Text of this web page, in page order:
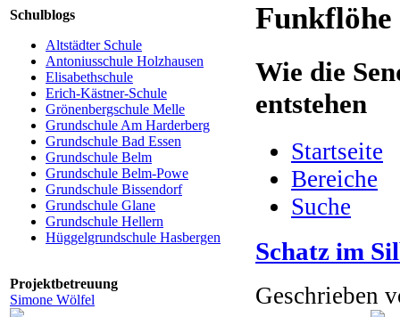
Schulblogs
Altstädter Schule
Antoniusschule Holzhausen
Elisabethschule
Erich-Kästner-Schule
Grönenbergschule Melle
Grundschule Am Harderberg
Grundschule Bad Essen
Grundschule Belm
Grundschule Belm-Powe
Grundschule Bissendorf
Grundschule Glane
Grundschule Hellern
Hüggelgrundschule Hasbergen
Projektbetreuung
Simone Wölfel
Funkflöhe
Wie die
entstehen
Startseite
Bereiche
Suche
Schatz im
Geschrieben